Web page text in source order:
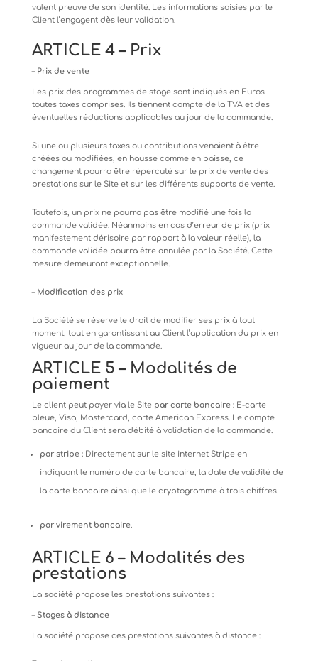
valent preuve de son identité. Les informations saisies par le
Client l’engagent dès leur validation.
ARTICLE 4 – Prix
– Prix devente
Les prix des programmes de stage sont indiqués en Euros
toutes taxes comprises. Ils tiennent compte de la TVA et des
éventuelles réductions applicables au jour de la commande.
Si une ou plusieurs taxes ou contributions venaient à être
créées ou modifiées, en hausse comme en baisse, ce
changement pourra être répercuté sur le prix de vente des
prestations sur le Site et sur les différents supports de vente.
Toutefois, un prix ne pourra pas être modifié une fois la
commande validée. Néanmoins en cas d’erreur de prix (prix
manifestement dérisoire par rapport à la valeur réelle), la
commande validée pourra être annulée par la Société. Cette
mesure demeurant exceptionnelle.
– Modification desprix
La Société se réserve le droit de modifier ses prix à tout
moment, tout en garantissant au Client l’application du prix en
vigueur au jour de la commande.
ARTICLE 5 – Modalités de
paiement
Le client peut payer via le Site par carte bancaire : E-carte
bleue, Visa, Mastercard, carte American Express. Le compte
bancaire du Client sera débité à validation de la commande.
par stripe : Directement sur le site internet Stripe en
indiquant le numéro de carte bancaire, la date de validité de
la carte bancaire ainsi que le cryptogramme à trois chiffres.
par virement bancaire.
ARTICLE 6 – Modalités des
prestations
La société propose les prestations suivantes :
– Stages àdistance
La société propose ces prestations suivantes à distance :